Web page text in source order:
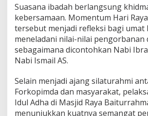
p
i
U
n
t
u
u
r
b
a
n
Suasana ibadah berlangsung
kebersamaan. Momentum Hari
tersebut menjadi refleksi bagi umat
meneladani nilai-nilai pengorbanan
sebagaimana dicontohkan Nabi
Nabi Ismail AS.
Selain menjadi ajang silaturahmi
Forkopimda dan masyarakat,
Idul Adha di Masjid Raya
menunjukkan kuatnya semangat